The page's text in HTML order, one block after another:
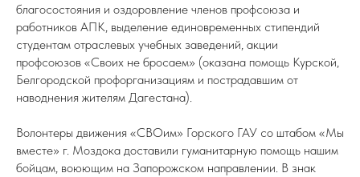
благосостояния и оздоровление членов профсоюза и
работников АПК, выделение единовременных стипендий
студентам отраслевых учебных заведений, акции
профсоюзов «Своих не бросаем» (оказана помощь Курской,
Белгородской профорганизациям и пострадавшим от
наводнения жителям Дагестана).
Волонтеры движения «СВОим» Горского ГАУ со штабом «Мы
вместе» г. Моздока доставили гуманитарную помощь нашим
бойцам, воюющим на Запорожском направлении. В знак